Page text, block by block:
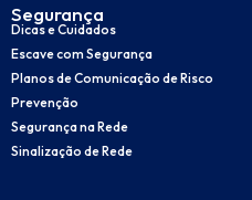
Segurança
Dicas e Cuidados
Escave com Segurança
Planos de Comunicação de Risco
Prevenção
Segurança na Rede
Sinalização de Rede